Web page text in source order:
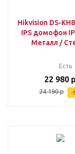
Hikvision DS-
IPS домофон
Металл /
Есть
22 980 р
24 190р -5